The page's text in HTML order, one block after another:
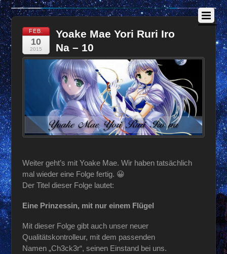
FEB.
10
2015
Yoake Mae Yori Ruri Iro
Na – 10
Weiter geht’s mit Yoake Mae. Wir haben tatsächlich
mal wieder eine Folge fertig. 😀
Der Titel dieser Folge lautet:
Eine Prinzessin, mit nur einem Flügel
Mit dieser Folge gibt auch unser neuer
Qualitätskontrolleur, mit dem passenden
Namen „Ch3ck3r“, seinen Einstand bei uns.